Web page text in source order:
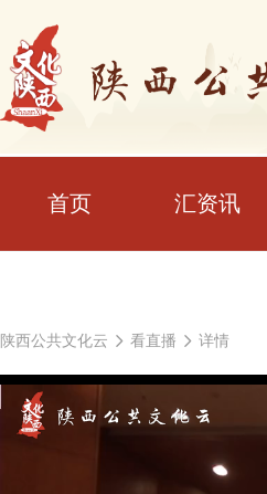
首页 汇资讯
陕西公共文化云 看直播 详情